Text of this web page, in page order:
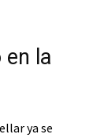
la
ya se